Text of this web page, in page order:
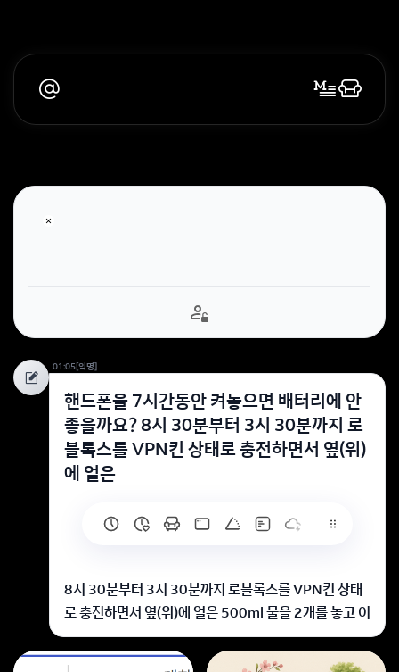
01:05[익명]
핸드폰을 7시간동안 켜놓으면 배터리에 안
좋을까요? 8시 30분부터 3시 30분까지 로
블록스를 VPN킨 상태로 충전하면서 옆(위)
에 얼은
8시 30분부터 3시 30분까지 로블록스를 VPN킨 상태
로 충전하면서 옆(위)에 얼은 500ml 물을 2개를 놓고 이
불로 덮어 놓을건데 발열문제나 배터리 수명같은 문제가
있을까요? 구체적으로 설명해주세요